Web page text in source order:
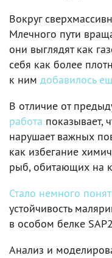
Вокруг
Млечного пути
они выглядят как
себя как более
к ним добавилось
В отличие от
работа показывает,
нарушает важных
как избегание
рыб, обитающих на
Стало немного
устойчивость
в особом белке
Анализ и